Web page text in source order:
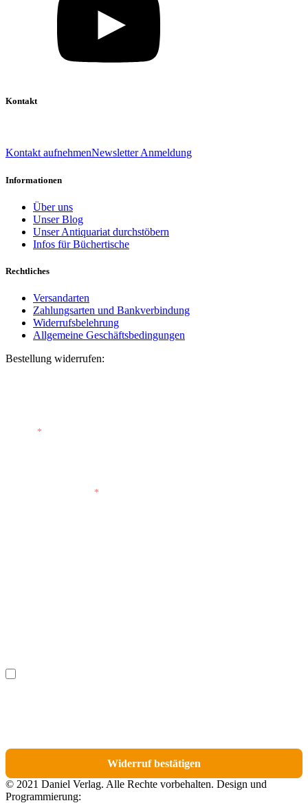
Kontakt
Kontakt aufnehmenNewsletter Anmeldung
Informationen
Über uns
Unser Blog
Unser Antiquariat durchstöbern
Infos für Büchertische
Rechtliches
Versandarten
Zahlungsarten und Bankverbindung
Widerrufsbelehrung
Allgemeine Geschäftsbedingungen
Bestellung widerrufen:
*
*
Ich möchte bestimmte Positionen für den Widerruf
Widerruf bestätigen
© 2021 Daniel Verlag. Alle Rechte vorbehalten. Design und
Programmierung: